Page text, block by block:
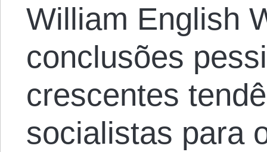
William English
conclusões
crescentes
socialistas para